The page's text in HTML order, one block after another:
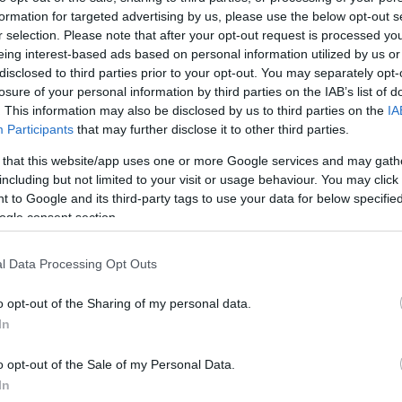
for targeted advertising by us, please use the below opt-out
selection. Please note that after your opt-out request is processed
interest-based ads based on personal information utilized by us
to third parties prior to your opt-out. You may separately
of your personal information by third parties on the IAB’s list of
This information may also be disclosed by us to third parties on the
Participants that may further disclose it to other third parties.
that this website/app uses one or more Google services and may
but not limited to your visit or usage behaviour. You may
to Google and its third-party tags to use your data for below
consent section.
Data Processing Opt Outs
opt-out of the Sharing of my personal data.
opt-out of the Sale of my Personal Data.
Jelszó Emlékezzen rám
Regisztráció
szaknévsora
KERTÉSZ ÉS KERTÉSZET REGISZTRÁCIÓ NÖVÉNYKATALÓGUS
143
7
16
6
7
3
4
3
143
7
16
6
7
3
4 3